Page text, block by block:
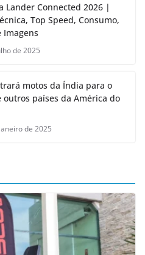
Lander Connected 2026 |
Top Speed, Consumo,
Imagens
de 2025
motos da Índia para o
outros países da América do
de 2025